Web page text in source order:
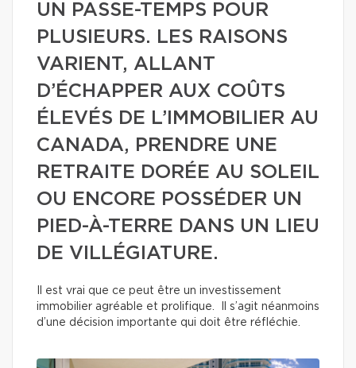
UN PASSE-TEMPS POUR
PLUSIEURS. LES RAISONS
VARIENT, ALLANT
D’ÉCHAPPER AUX COÛTS
ÉLEVÉS DE L’IMMOBILIER AU
CANADA, PRENDRE UNE
RETRAITE DORÉE AU SOLEIL
OU ENCORE POSSÉDER UN
PIED-À-TERRE DANS UN LIEU
DE VILLÉGIATURE.
Il est vrai que ce peut être un investissement
immobilier agréable et prolifique. Il s’agit néanmoins
d’une décision importante qui doit être réfléchie.